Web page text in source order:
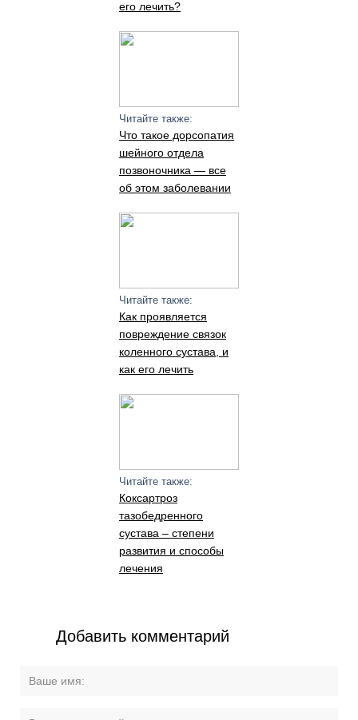
его лечить?
Читайте также:
Что такое дорсопатия
шейного отдела
позвоночника — все
об этом заболевании
Читайте также:
Как проявляется
повреждение связок
коленного сустава, и
как его лечить
Читайте также:
Коксартроз
тазобедренного
сустава – степени
развития и способы
лечения
Добавить комментарий